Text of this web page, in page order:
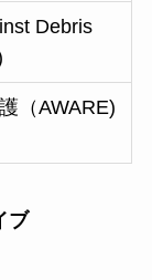
Debris
（AWARE)
ブ